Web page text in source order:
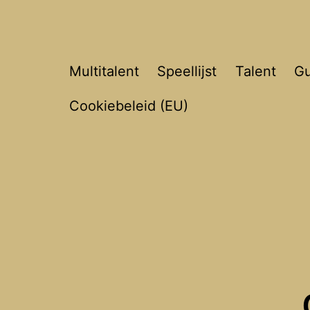
Joost
Hyfte
Multitalent Speellijst Talent
Cookiebeleid (EU)